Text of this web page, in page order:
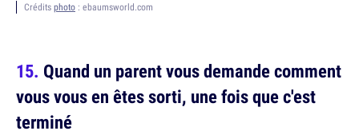
Crédits photo : ebaumsworld.com
Quand un parent vous demande comment
vous vous en êtes sorti, une fois que c'est
terminé